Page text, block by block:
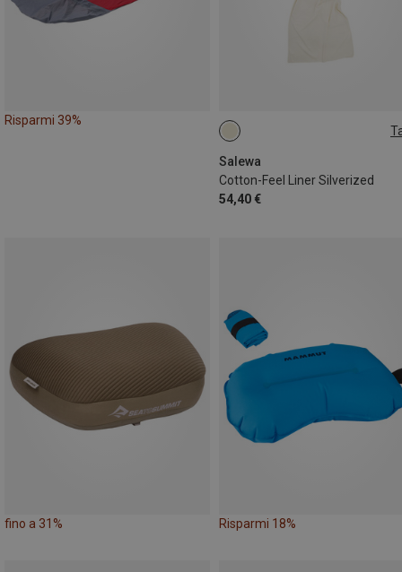
Risparmi 39%
Salewa
Cotton-Feel Liner Silverized
54,40 €
MAX. 185CM
fino a 31% Risparmi 18%